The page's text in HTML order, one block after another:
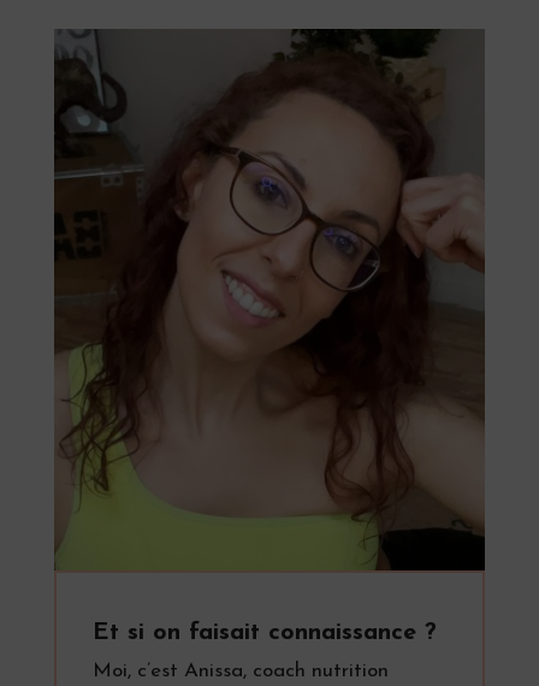
Et si on faisait connaissance ?
Moi, c’est Anissa, coach nutrition